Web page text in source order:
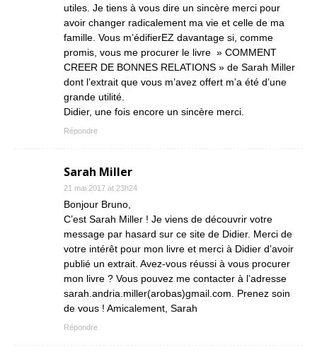
utiles. Je tiens à vous dire un sincère merci pour
avoir changer radicalement ma vie et celle de ma
famille. Vous m’édifierEZ davantage si, comme
promis, vous me procurer le livre » COMMENT
CREER DE BONNES RELATIONS » de Sarah Miller
dont l’extrait que vous m’avez offert m’a été d’une
grande utilité.
Didier, une fois encore un sincère merci.
Répondre
Sarah Miller
21 mai 2017 at 23h24
Bonjour Bruno,
C’est Sarah Miller ! Je viens de découvrir votre
message par hasard sur ce site de Didier. Merci de
votre intérêt pour mon livre et merci à Didier d’avoir
publié un extrait. Avez-vous réussi à vous procurer
mon livre ? Vous pouvez me contacter à l’adresse
sarah.andria.miller(arobas)gmail.com. Prenez soin
de vous ! Amicalement, Sarah
Répondre